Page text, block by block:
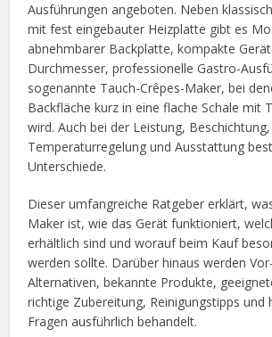
Ausführungen angeboten. Neben
mit fest eingebauter Heizplatte gibt es
abnehmbarer Backplatte, kompakte
Durchmesser, professionelle Gastro-
sogenannte Tauch-Crêpes-Maker, bei
Backfläche kurz in eine flache Schale mit
wird. Auch bei der Leistung, Beschichtung,
Temperaturregelung und Ausstattung
Unterschiede.
Dieser umfangreiche Ratgeber erklärt,
Maker ist, wie das Gerät funktioniert,
erhältlich sind und worauf beim Kauf
werden sollte. Darüber hinaus werden
Alternativen, bekannte Produkte,
richtige Zubereitung, Reinigungstipps und
Fragen ausführlich behandelt.